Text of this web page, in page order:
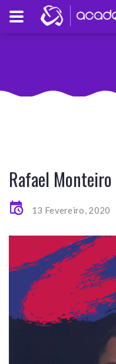
Rafael Monteiro
13 Fevereiro, 2020